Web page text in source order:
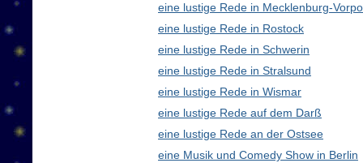
eine lustige Rede in Mecklenburg-
eine lustige Rede in Rostock
eine lustige Rede in Schwerin
eine lustige Rede in Stralsund
eine lustige Rede in Wismar
eine lustige Rede auf dem Darß
eine lustige Rede an der Ostsee
eine Musik und Comedy Show in Berlin